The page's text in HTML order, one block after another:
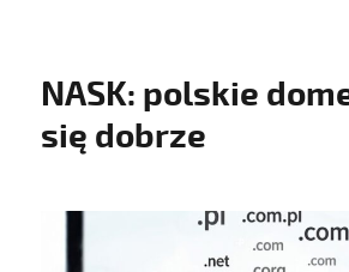
NASK: polskie
się dobrze